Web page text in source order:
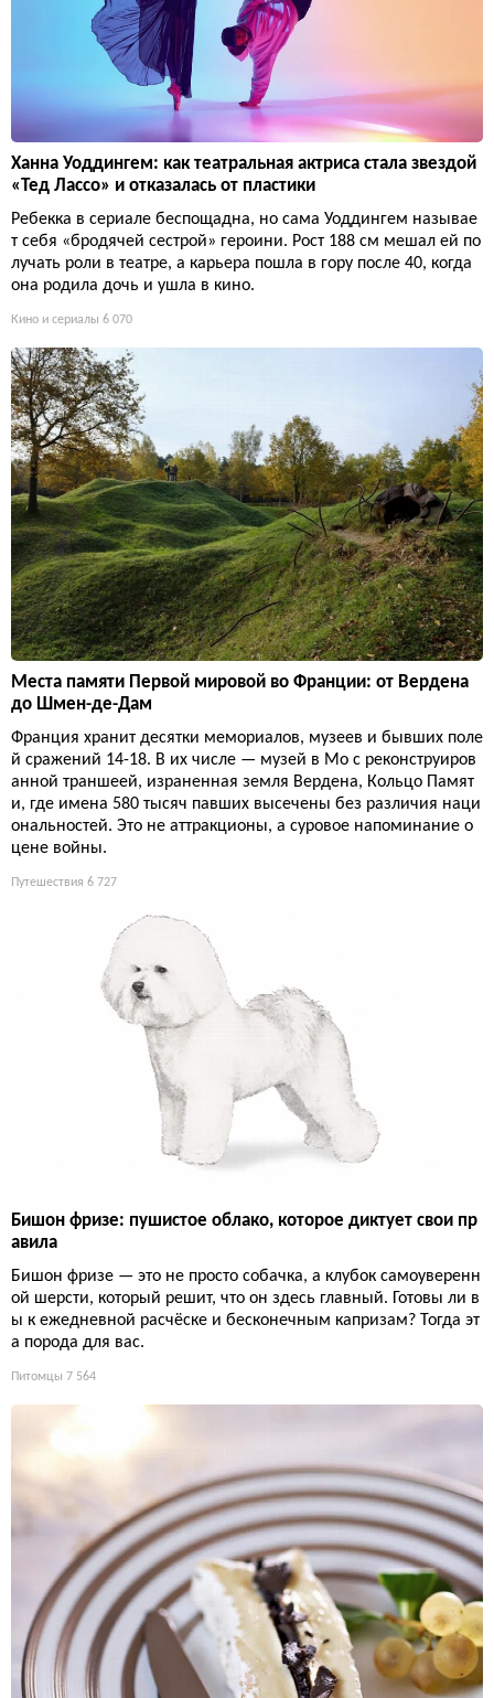
Ханна Уоддингем: как театральная актриса стала звездой
«Тед Лассо» и отказалась от пластики
Ребекка в сериале беспощадна, но сама Уоддингем называе
т себя «бродячей сестрой» героини. Рост 188 см мешал ей по
лучать роли в театре, а карьера пошла в гору после 40, когда
она родила дочь и ушла в кино.
Кино и сериалы 6 070
Места памяти Первой мировой во Франции: от Вердена
до Шмен-де-Дам
Франция хранит десятки мемориалов, музеев и бывших поле
й сражений 14-18. В их числе — музей в Мо с реконструиров
анной траншеей, израненная земля Вердена, Кольцо Памят
и, где имена 580 тысяч павших высечены без различия наци
ональностей. Это не аттракционы, а суровое напоминание о
цене войны.
Путешествия 6 727
Бишон фризе: пушистое облако, которое диктует свои пр
авила
Бишон фризе — это не просто собачка, а клубок самоуверенн
ой шерсти, который решит, что он здесь главный. Готовы ли в
ы к ежедневной расчёске и бесконечным капризам? Тогда эт
а порода для вас.
Питомцы 7 564